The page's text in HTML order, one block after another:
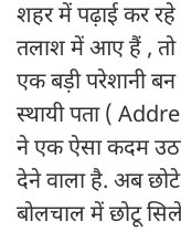
शहर में पढ़ाई कर रहे
तलाश में आए हैं , तो
एक बड़ी परेशानी
स्थायी पता (
ने एक ऐसा कदम
देने वाला है. अब
बोलचाल में छोटू